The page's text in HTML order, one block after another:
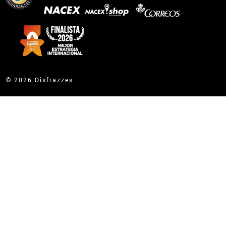
© 2026 Disfrazzes